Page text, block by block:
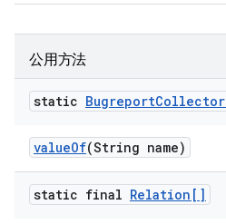
公用方法
static BugreportCollector
valueOf(String name)
static final Relation[]